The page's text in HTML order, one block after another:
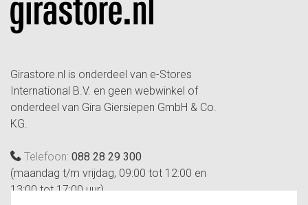
Girastore.nl is onderdeel van e-Stores
International B.V. en geen webwinkel of
onderdeel van Gira Giersiepen GmbH & Co.
KG.
Telefoon: 088 28 29 300
(maandag t/m vrijdag, 09:00 tot 12:00 en
13:00 tot 17:00 uur)